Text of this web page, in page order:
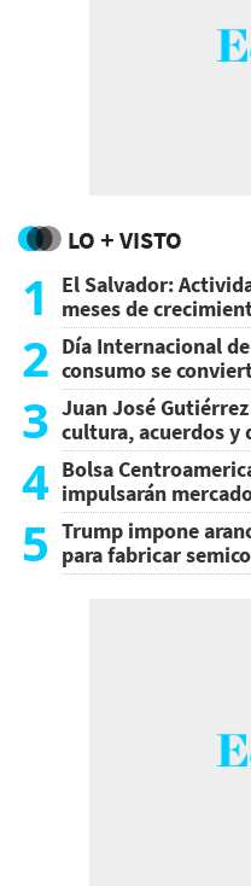
LO + VISTO
1
El Salvador:
meses de
2 Día Internacional
consumo se
3 Juan José
cultura, acuerdos y
4 Bolsa
impulsarán
5 Trump impone
para fabricar